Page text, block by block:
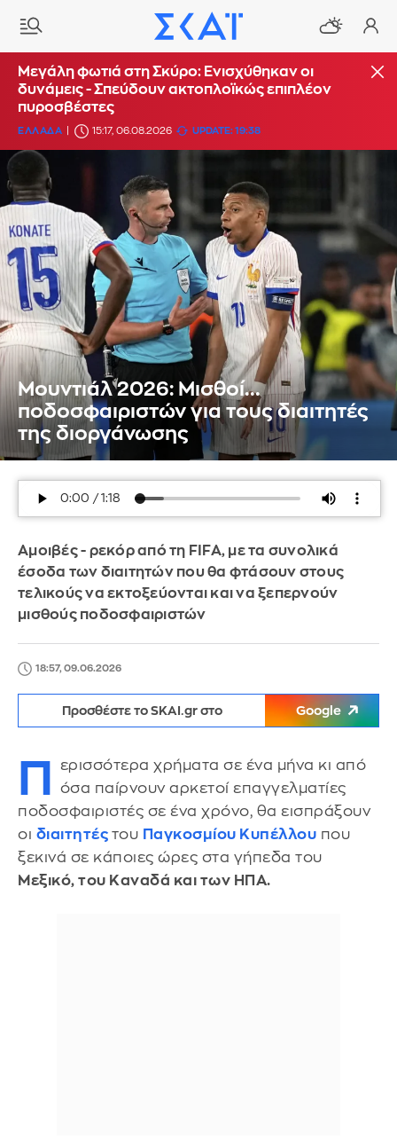
Μεγάλη φωτιά στη Σκύρο: Ενισχύθηκαν οι
δυνάμεις - Σπεύδουν ακτοπλοϊκώς επιπλέον
πυροσβέστες
ΕΛΛΑΔΑ 15:17, 06.08.2026 UPDATE: 19:38
Μουντιάλ 2026: Μισθοί...
ποδοσφαιριστών για τους διαιτητές
της διοργάνωσης
Αμοιβές - ρεκόρ από τη FIFA, με τα συνολικά
έσοδα των διαιτητών που θα φτάσουν στους
τελικούς να εκτοξεύονται και να ξεπερνούν
μισθούς ποδοσφαιριστών
18:57, 09.06.2026
Προσθέστε το SKAI.gr στο Google
Π
ερισσότερα χρήματα σε ένα μήνα κι από
όσα παίρνουν αρκετοί επαγγελματίες
ποδοσφαιριστές σε ένα χρόνο, θα εισπράξουν
οι διαιτητές του Παγκοσμίου Κυπέλλου που
ξεκινά σε κάποιες ώρες στα γήπεδα του
Μεξικό, του Καναδά και των ΗΠΑ.